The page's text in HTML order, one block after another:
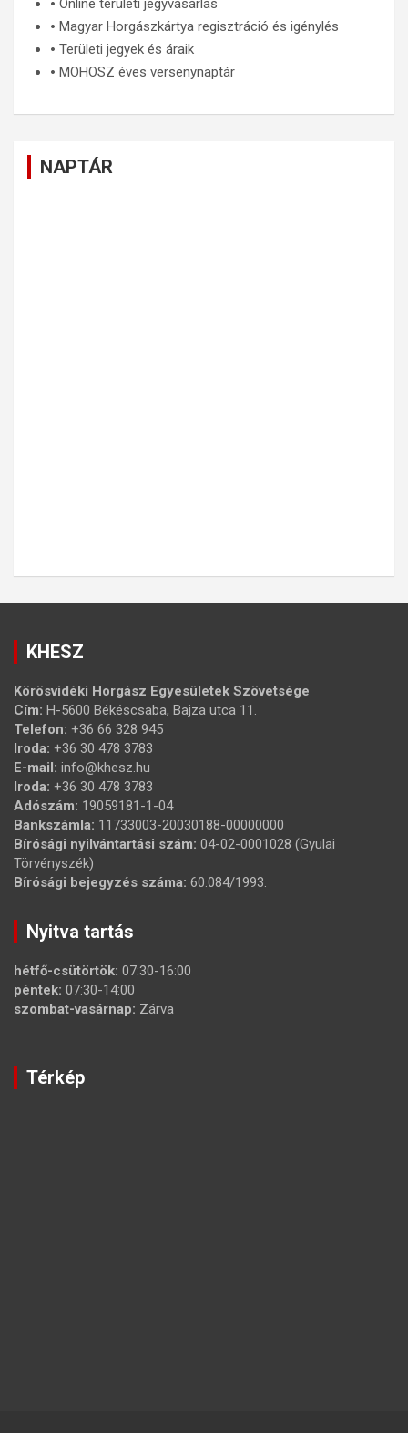
🞄 Online területi jegyvásárlás
🞄 Magyar Horgászkártya regisztráció és igénylés
🞄 Területi jegyek és áraik
🞄 MOHOSZ éves versenynaptár
NAPTÁR
KHESZ
Körösvidéki Horgász Egyesületek Szövetsége
Cím: H-5600 Békéscsaba, Bajza utca 11.
Telefon: +36 66 328 945
Iroda: +36 30 478 3783
E-mail: info@khesz.hu
Iroda: +36 30 478 3783
Adószám: 19059181-1-04
Bankszámla: 11733003-20030188-00000000
Bírósági nyilvántartási szám: 04-02-0001028 (Gyulai
Törvényszék)
Bírósági bejegyzés száma: 60.084/1993.
Nyitva tartás
hétfő-csütörtök: 07:30-16:00
péntek: 07:30-14:00
szombat-vasárnap: Zárva
Térkép